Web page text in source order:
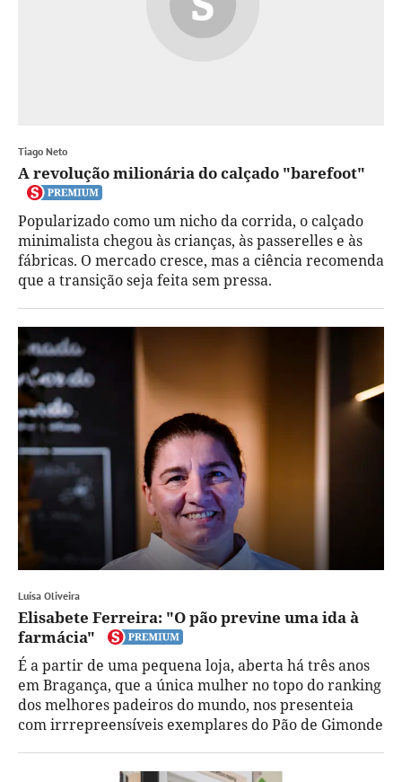
Tiago Neto
A revolução milionária do calçado "barefoot"
Popularizado como um nicho da corrida, o calçado
minimalista chegou às crianças, às passerelles e às
fábricas. O mercado cresce, mas a ciência recomenda
que a transição seja feita sem pressa.
Luísa Oliveira
Elisabete Ferreira: "O pão previne uma ida à
farmácia"
É a partir de uma pequena loja, aberta há três anos
em Bragança, que a única mulher no topo do ranking
dos melhores padeiros do mundo, nos presenteia
com irrrepreensíveis exemplares do Pão de Gimonde